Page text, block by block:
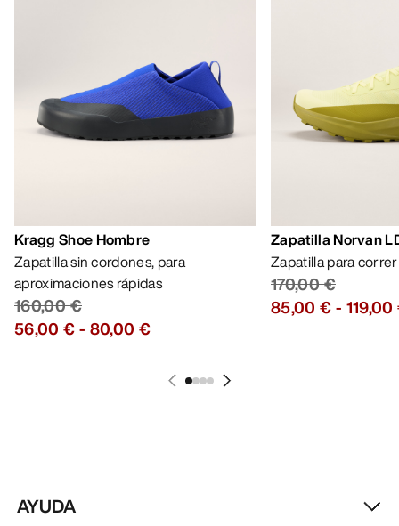
Kragg Shoe Hombre
Zapatilla sin cordones, para
aproximaciones rápidas
160,00 €
56,00 €- 80,00 €
Zapatilla Norvan
Zapatilla para
170,00 €
85,00 €-
AYUDA